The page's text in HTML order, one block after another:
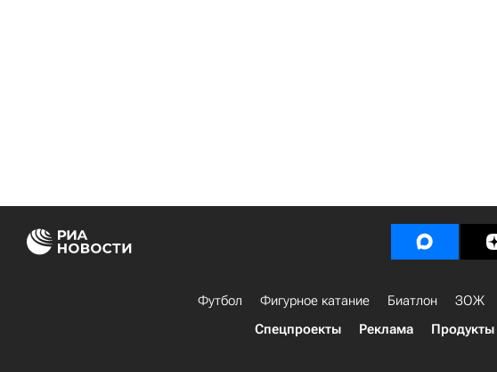
Футбол Фигурное катание Биатлон ЗОЖ
Спецпроекты
Реклама